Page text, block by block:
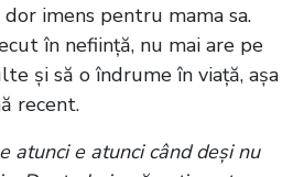
imens pentru mama sa.
în neființă, nu mai are pe
și să o îndrume în viață, așa
recent.
atunci e atunci când deși nu